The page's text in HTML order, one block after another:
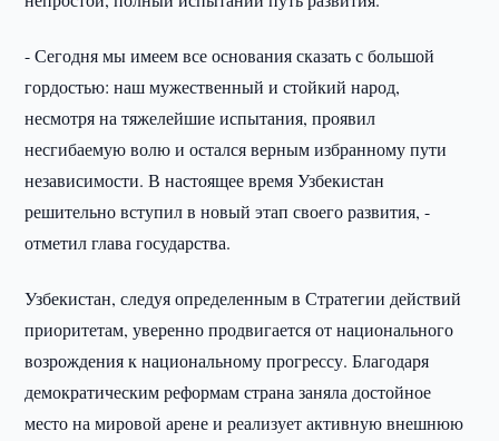
- Сегодня мы имеем все основания сказать с большой
гордостью: наш мужественный и стойкий народ,
несмотря на тяжелейшие испытания, проявил
несгибаемую волю и остался верным избранному пути
независимости. В настоящее время Узбекистан
решительно вступил в новый этап своего развития, -
отметил глава государства.
Узбекистан, следуя определенным в Стратегии действий
приоритетам, уверенно продвигается от национального
возрождения к национальному прогрессу. Благодаря
демократическим реформам страна заняла достойное
место на мировой арене и реализует активную внешнюю